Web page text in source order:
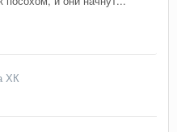
ХК